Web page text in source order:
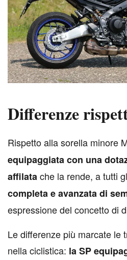
Differenze
Rispetto alla sorella minore
equipaggiata con una
affilatache la rende, a tutti
completa e avanzata di
espressione del concetto di
Le differenze più marcate le
nella ciclistica: la SP